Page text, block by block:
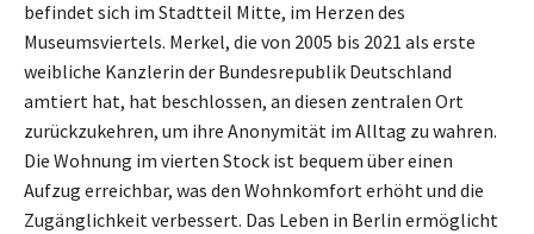
befindet sich im Stadtteil Mitte, im Herzen des
Museumsviertels. Merkel, die von 2005 bis 2021 als erste
weibliche Kanzlerin der Bundesrepublik Deutschland
amtiert hat, hat beschlossen, an diesen zentralen Ort
zurückzukehren, um ihre Anonymität im Alltag zu wahren.
Die Wohnung im vierten Stock ist bequem über einen
Aufzug erreichbar, was den Wohnkomfort erhöht und die
Zugänglichkeit verbessert. Das Leben in Berlin ermöglicht